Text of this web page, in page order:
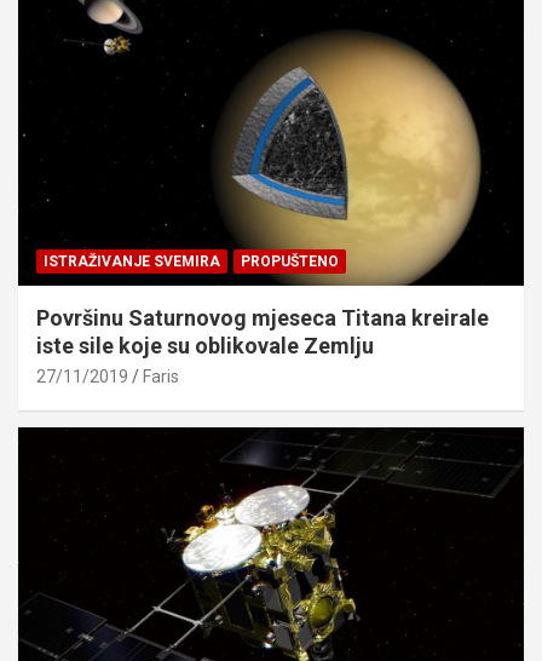
ISTRAŽIVANJE SVEMIRA PROPUŠTENO
Površinu Saturnovog mjeseca Titana kreirale
iste sile koje su oblikovale Zemlju
27/11/2019 Faris